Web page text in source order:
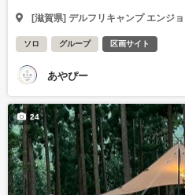
[滋賀県] デルフリキャンプ エンジ
ソロ グループ 区画サイト
あやぴー
24